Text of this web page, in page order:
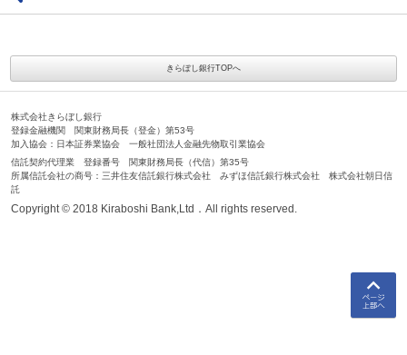
きらぼし銀行TOPへ
株式会社きらぼし銀行
登録金融機関 関東財務局長（登金）第53号
加入協会：日本証券業協会 一般社団法人金融先物取引業協会
信託契約代理業 登録番号 関東財務局長（代信）第35号
所属信託会社の商号：三井住友信託銀行株式会社 みずほ信託銀行株式会社 株式会社朝日信
託
Copyright © 2018 Kiraboshi Bank,Ltd．All rights reserved.